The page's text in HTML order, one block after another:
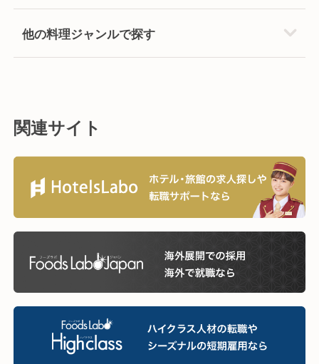
他の料理ジャンルで探す
関連サイト